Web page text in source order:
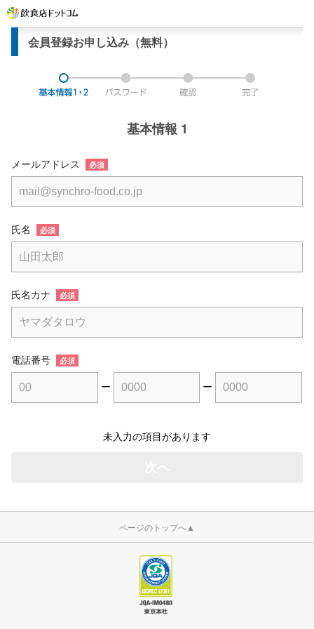
会員登録お申し込み（無料）
基本情報 1
メールアドレス 必須
氏名 必須
氏名カナ 必須
電話番号 必須
ー ー
未入力の項目があります
ページのトップへ▲